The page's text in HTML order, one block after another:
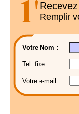
Remplir
Votre Nom :
Tel. fixe :
Votre e-mail :